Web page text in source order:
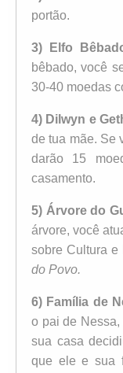
portão.
3) Elfo
bêbado, você
30-40 moedas
4) Dilwyn e
de tua mãe. Se
darão 15
casamento.
5) Árvore do
árvore, você
sobre Cultura e
do Povo.
6) Família de
o pai de
sua casa
que ele e sua